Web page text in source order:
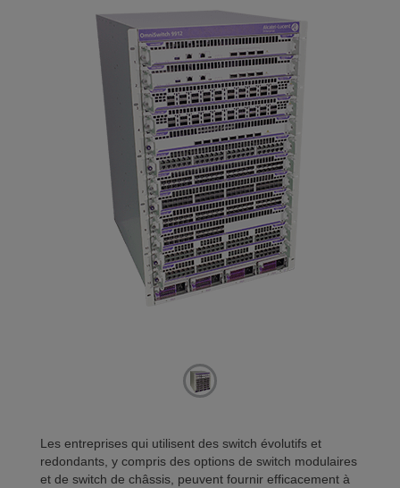
Les entreprises qui utilisent des switch évolutifs et
redondants, y compris des options de switch modulaires
et de switch de châssis, peuvent fournir efficacement à